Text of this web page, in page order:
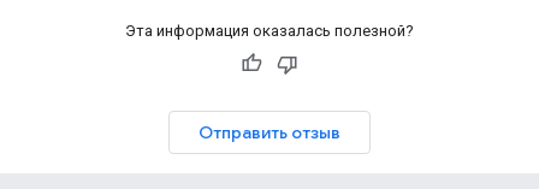
Эта информация оказалась полезной?
Отправить отзыв